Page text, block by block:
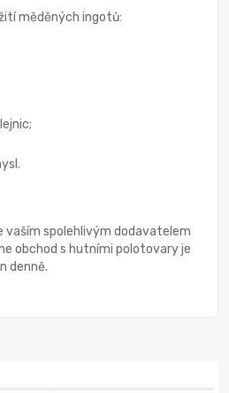
měděných ingotů:
vaším spolehlivým dodavatelem
obchod s hutními polotovary je
denně.